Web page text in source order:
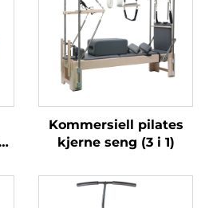
Kommersiell pilates
kjerne seng (3 i 1)